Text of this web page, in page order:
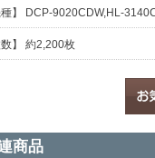
種】 DCP-9020CDW,HL-
数】 約2,200枚
商品